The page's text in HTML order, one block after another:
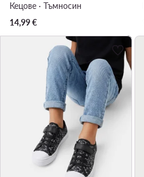
Кецове · Тъмносин
14,99€